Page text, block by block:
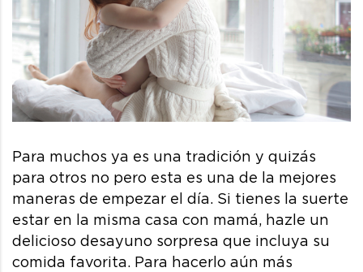
Para muchos ya es una tradición y quizás
para otros no pero esta es una de la mejores
maneras de empezar el día. Si tienes la suerte
estar en la misma casa con mamá, hazle un
delicioso desayuno sorpresa que incluya su
comida favorita. Para hacerlo aún más